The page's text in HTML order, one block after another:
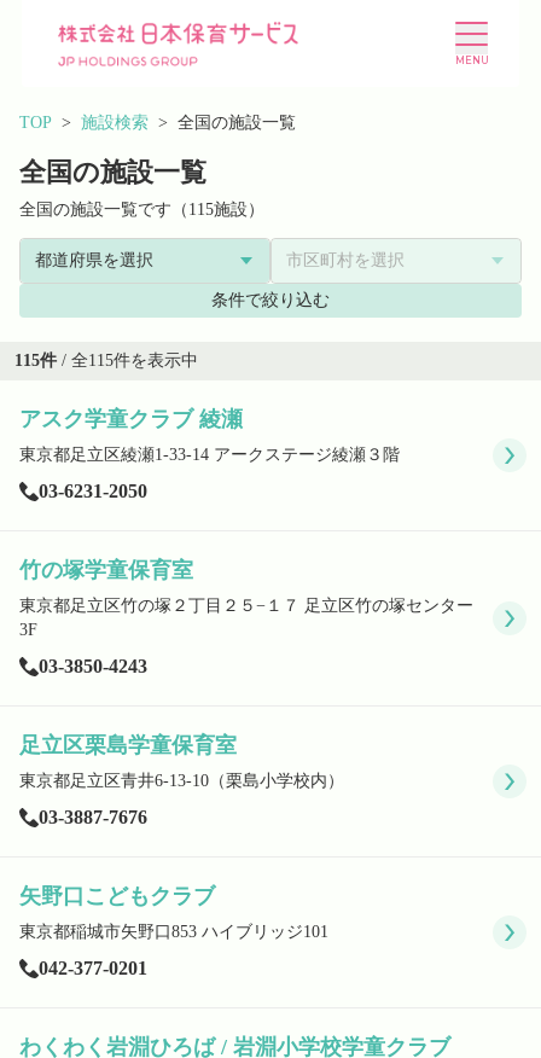
施設を探す 選ばれる理由
会社概要
投資家情報 採用情報
TOP 施設検索 全国の施設一覧
全国の施設一覧
全国の施設一覧です（115施設）
条件で絞り込む
115件 / 全115件を表示中
アスク学童クラブ 綾瀬
東京都足立区綾瀬1-33-14 アークステージ綾瀬３階
03-6231-2050
竹の塚学童保育室
東京都足立区竹の塚２丁目２５−１７ 足立区竹の塚センター
3F
03-3850-4243
足立区栗島学童保育室
東京都足立区青井6-13-10（栗島小学校内）
03-3887-7676
矢野口こどもクラブ
東京都稲城市矢野口853 ハイブリッジ101
042-377-0201
わくわく岩淵ひろば / 岩淵小学校学童クラブ